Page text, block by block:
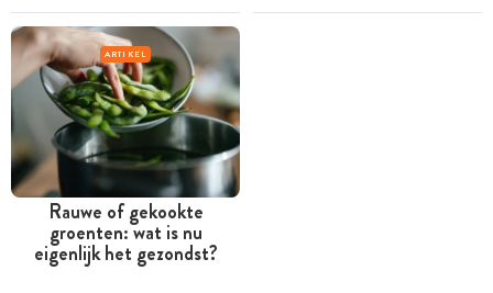
ARTIKEL
Rauwe of gekookte
groenten: wat is nu
eigenlijk het gezondst?